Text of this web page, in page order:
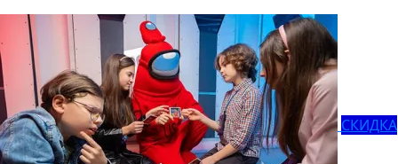
СКИДКА